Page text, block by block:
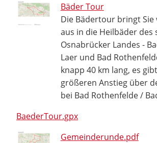
Bäder Tour
Die Bädertour bringt Sie
aus in die Heilbäder des
Osnabrücker Landes -
Laer und Bad
knapp 40 km lang, es
größeren Anstieg über
bei Bad Rothenfelde /
BaederTour.gpx
Gemeinderunde.pdf